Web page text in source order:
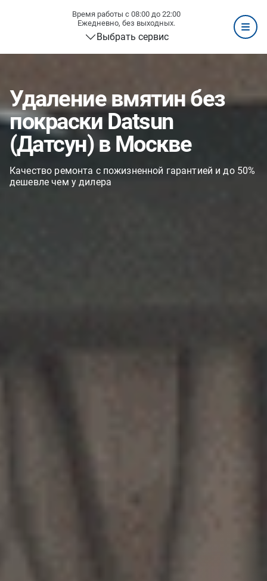
Время работы с 08:00 до 22:00
Ежедневно, без выходных.
Выбрать сервис
Удаление вмятин без
покраски Datsun
(Датсун) в Москве
Качество ремонта с пожизненной гарантией и до 50%
дешевле чем у дилера